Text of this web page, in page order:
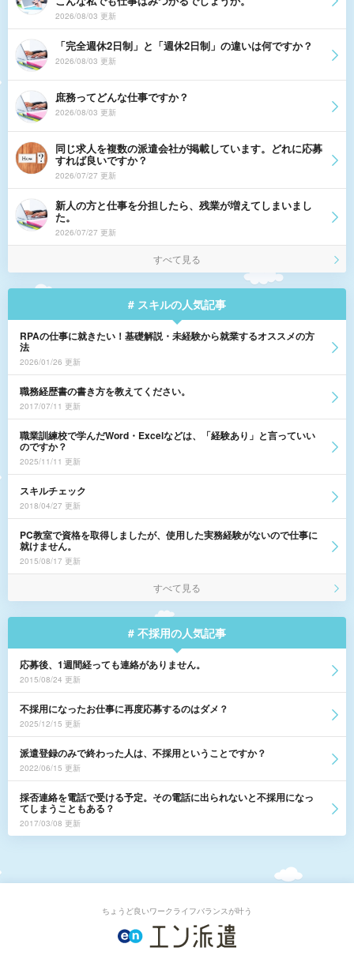
2026/08/03 更新
「完全週休2日制」と「週休2日制」の違いは何ですか？
2026/08/03 更新
庶務ってどんな仕事ですか？
2026/08/03 更新
同じ求人を複数の派遣会社が掲載しています。どれに応募
すれば良いですか？
2026/07/27 更新
新人の方と仕事を分担したら、残業が増えてしまいまし
た。
2026/07/27 更新
すべて見る
# スキルの人気記事
RPAの仕事に就きたい！基礎解説・未経験から就業するオススメの方
法
2026/01/26 更新
職務経歴書の書き方を教えてください。
2017/07/11 更新
職業訓練校で学んだWord・Excelなどは、「経験あり」と言っていい
のですか？
2025/11/11 更新
スキルチェック
2018/04/27 更新
PC教室で資格を取得しましたが、使用した実務経験がないので仕事に
就けません。
2015/08/17 更新
すべて見る
# 不採用の人気記事
応募後、1週間経っても連絡がありません。
2015/08/24 更新
不採用になったお仕事に再度応募するのはダメ？
2025/12/15 更新
派遣登録のみで終わった人は、不採用ということですか？
2022/06/15 更新
採否連絡を電話で受ける予定。その電話に出られないと不採用になっ
てしまうこともある？
2017/03/08 更新
ちょうど良いワークライフバランスが叶う